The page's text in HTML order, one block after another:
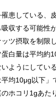
患している、
収する可能性
ツ摂取を制限
白量は平均約
ようにしてい
均10μg以下」
ホコリ1gあた